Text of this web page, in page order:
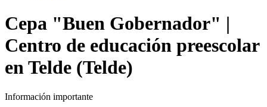
Cepa "Buen Gobernador" |
Centro de educación preescolar
en Telde (Telde)
Información importante